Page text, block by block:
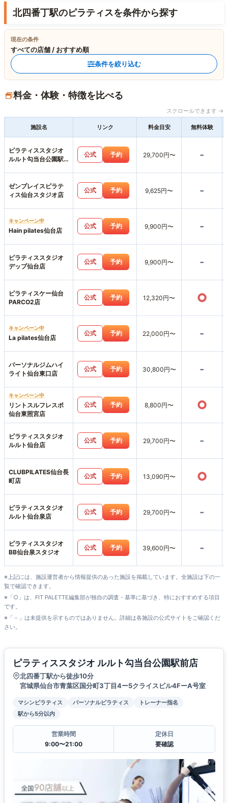
北四番丁駅のピラティスを条件から探す
現在の条件
すべての店舗 / おすすめ順
条件を絞り込む
料金・体験・特徴を比べる
スクロールできます →
施設名 リンク 料金目安 無料体験
ピラティススタジオ
ルルト勾当台公園駅
公式 予約 29,700円〜 -
ゼンプレイスピラテ
ィス仙台スタジオ店
公式 予約 9,625円〜 -
キャンペーン中
Hain pilates仙台店
公式 予約 9,900円〜 -
ピラティススタジオ
デップ仙台店
公式 予約 9,900円〜 -
ピラティスケー仙台
PARCO2店
公式 予約 12,320円〜 ○
キャンペーン中
La pilates仙台店
公式 予約 22,000円〜 -
パーソナルジムハイ
ライト仙台東口店
公式 予約 30,800円〜 -
キャンペーン中
リントスルフレスポ
仙台東照宮店
公式 予約 8,800円〜 ○
ピラティススタジオ
ルルト仙台店
公式 予約 29,700円〜 -
CLUBPILATES仙台長
町店
公式 予約 13,090円〜 ○
ピラティススタジオ
ルルト仙台泉店
公式 予約 29,700円〜 -
ピラティススタジオ
BB仙台泉スタジオ
公式 予約 39,600円〜 -
※上記には、施設運営者から情報提供のあった施設を掲載しています。全施設は下の一
覧で確認できます。
※「○」は、FIT PALETTE編集部が独自の調査・基準に基づき、特におすすめする項目
です。
※「－」は未提供を示すものではありません。詳細は各施設の公式サイトをご確認くだ
さい。
ピラティススタジオ ルルト勾当台公園駅前店
北四番丁駅から徒歩10分
宮城県仙台市青葉区国分町3丁目4ー5クライスビル4FーA号室
マシンピラティス パーソナルピラティス
トレーナー指名
駅から5分以内
営業時間
9:00〜21:00
定休日
要確認